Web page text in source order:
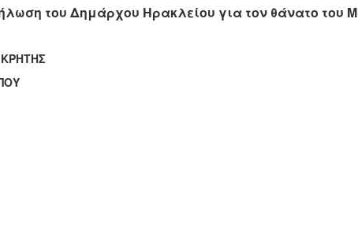
του Δημάρχου Ηρακλείου για τον θάνατο του